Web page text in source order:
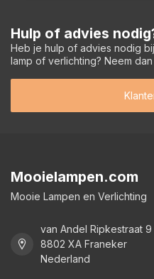
Hulp of advies
Heb je hulp of advies nodig
lamp of verlichting? Neem
Mooielampen.com
Mooie Lampen en Verlichting
van Andel Ripkestraat 9
8802 XA Franeker
Nederland